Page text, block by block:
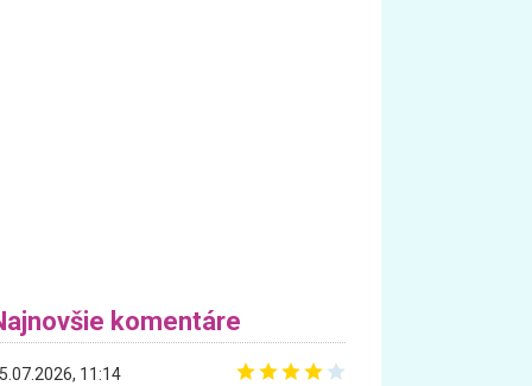
komentáre
11:14